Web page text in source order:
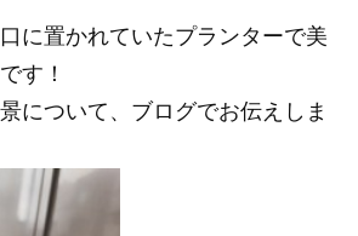
に置かれていたプランターで美
す！
について、ブログでお伝えしま